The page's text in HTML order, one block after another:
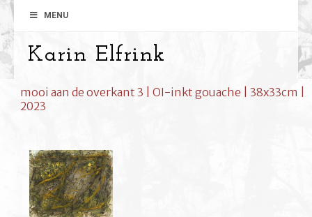
MENU
Karin Elfrink
mooi aan de overkant 3 | OI-inkt gouache | 38x33cm |
2023